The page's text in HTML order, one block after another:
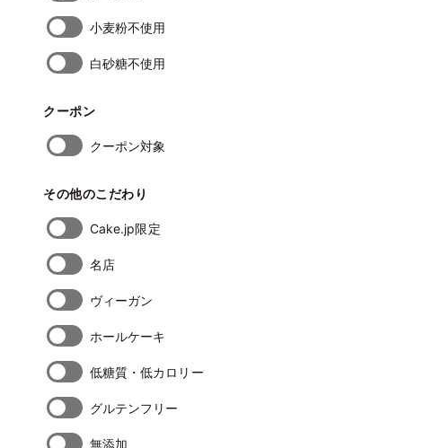
小麦粉不使用
白砂糖不使用
クーポン
クーポン対象
その他のこだわり
Cake.jp限定
名店
ヴィーガン
ホールケーキ
低糖質・低カロリー
グルテンフリー
無添加